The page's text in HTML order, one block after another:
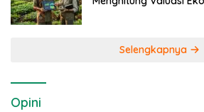
Selengkapnya
Opini